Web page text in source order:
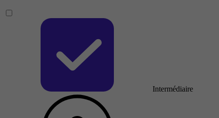
Intermédiaire